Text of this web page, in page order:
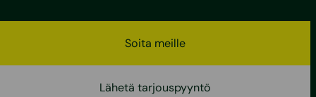
Soita meille
Lähetä tarjouspyyntö